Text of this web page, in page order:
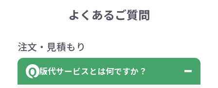
よくあるご質問
注文・見積もり
版代サービスとは何ですか？